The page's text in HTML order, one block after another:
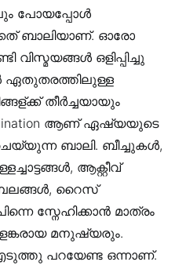
പോയപ്പോള്‍
ബാലിയാണ്. ഓരോ
വിസ്മയങ്ങള്‍ ഒളിപ്പിച്ചു
ഏതുതരത്തിലുള്ള
തീര്‍ച്ചയായും
ആണ് ഏഷ്യയുടെ
ബാലി. ബീച്ചുകള്‍,
ആക്റ്റീവ്
റൈസ്
സ്നേഹിക്കാന്‍ മാത്രം
മനുഷ്യരും.
പറയേണ്ട ഒന്നാണ്.